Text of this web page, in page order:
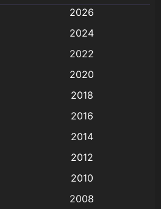
2026
2024
2022
2020
2018
2016
2014
2012
2010
2008